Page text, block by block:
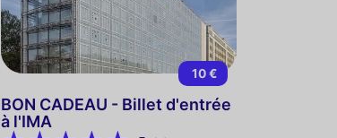
10 €
BON CADEAU - Billet d'entrée
à l'IMA